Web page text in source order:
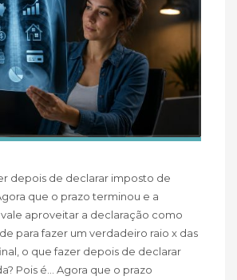
depois de declarar imposto de
que o prazo terminou e a
aproveitar a declaração como
para fazer um verdadeiro raio x das
o que fazer depois de declarar
Pois é… Agora que o prazo